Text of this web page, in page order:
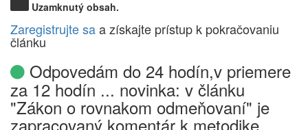
Uzamknutý obsah.
Zaregistrujte saa získajte prístup k pokračovaniu
článku
Odpovedám do 24 hodín,v priemere
za 12 hodín ... novinka: v článku
"Zákon o rovnakom odmeňovaní" je
zapracovaný komentár k metodike